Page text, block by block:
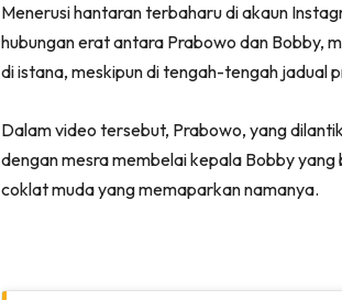
Menerusi hantaran terbaharu di akaun
hubungan erat antara Prabowo dan Bobby,
di istana, meskipun di tengah-tengah jadual
Dalam video tersebut, Prabowo, yang
dengan mesra membelai kepala Bobby
coklat muda yang memaparkan namanya.